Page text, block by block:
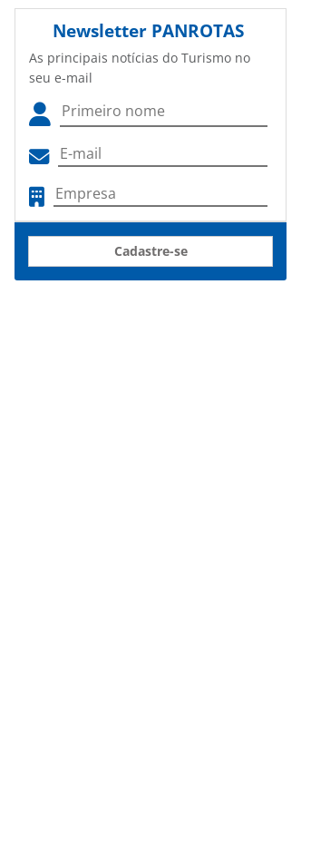
Newsletter PANROTAS
As principais notícias do Turismo no
seu e-mail
Cadastre-se